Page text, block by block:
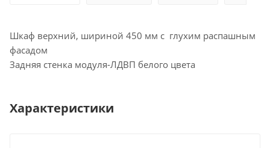
Шкаф верхний, шириной 450 мм с глухим распашным
фасадом
Задняя стенка модуля-ЛДВП белого цвета
Характеристики